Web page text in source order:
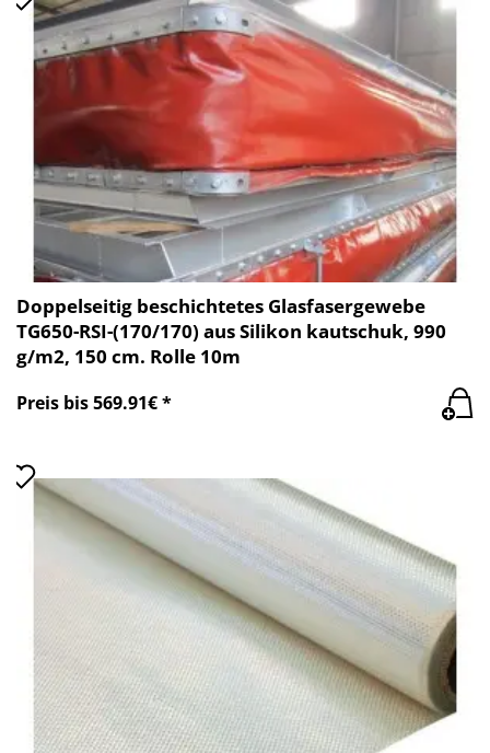
Doppelseitig beschichtetes Glasfasergewebe
TG650-RSI-(170/170) aus Silikon kautschuk, 990
g/m2, 150 cm. Rolle 10m
Preis bis 569.91€ *